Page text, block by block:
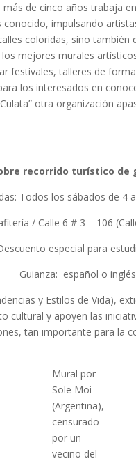
más de cinco años trabaja
impulsando
coloridas, sino
mejores murales
festivales, talleres de
los interesados en
otra organización
recorrido turístico de
Todos los sábados de 4
/ Calle 6 # 3 – 106
especial para
Guianza: español o inglés
y Estilos de Vida),
cultural y apoyen las
tan importante para la
Mural por
Sole Moi
(Argentina),
censurado
por un
vecino del